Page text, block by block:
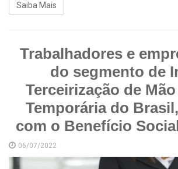
Saiba Mais
Trabalhadores e
do segmento de
Terceirização de
Temporária do
com o Benefício
06/07/2022